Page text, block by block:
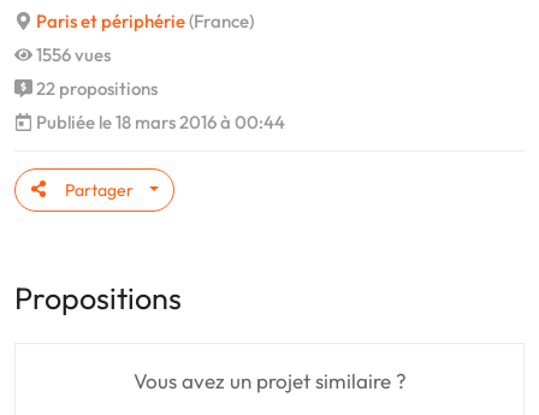
Paris et périphérie(France)
1556 vues
22 propositions
Publiée le 18 mars 2016 à 00:44
Partager
Propositions
Vous avez un projet similaire ?